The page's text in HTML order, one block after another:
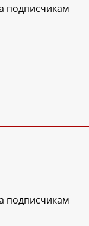
подписчикам
подписчикам